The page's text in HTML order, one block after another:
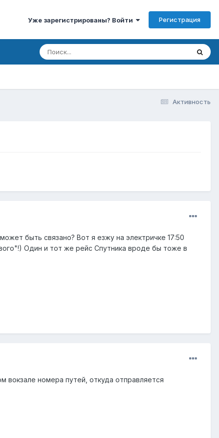
Уже зарегистрированы? Войти Регистрация
Активность
быть связано? Вот я езжу на электричке 17:50
Один и тот же рейс Спутника вроде бы тоже в
вокзале номера путей, откуда отправляется